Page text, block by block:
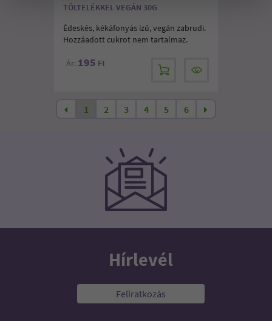
TÖLTELÉKKEL VEGÁN 30G
Édeskés, kékáfonyás ízű, vegán zabrudi.
Hozzáadott cukrot nem tartalmaz.
Ár: 195 Ft
1 2 3 4 5 6
Hírlevél
Feliratkozás